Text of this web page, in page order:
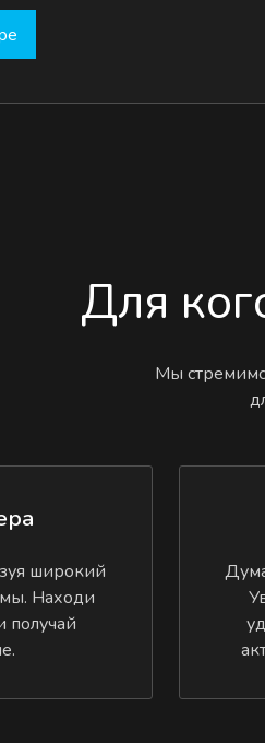
Для
Мы
широкий
Находи
получай